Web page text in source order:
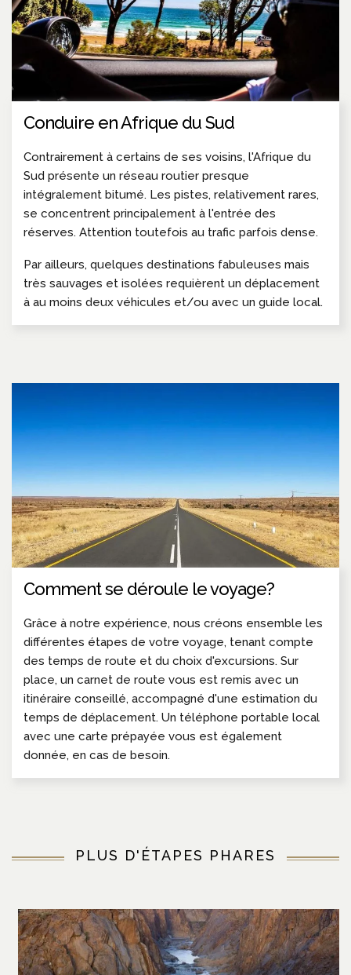
Conduire en Afrique du Sud
Contrairement à certains de ses voisins, l'Afrique du
Sud présente un réseau routier presque
intégralement bitumé. Les pistes, relativement rares,
se concentrent principalement à l'entrée des
réserves. Attention toutefois au trafic parfois dense.
Par ailleurs, quelques destinations fabuleuses mais
très sauvages et isolées requièrent un déplacement
à au moins deux véhicules et/ou avec un guide local.
Comment se déroule le voyage?
Grâce à notre expérience, nous créons ensemble les
différentes étapes de votre voyage, tenant compte
des temps de route et du choix d'excursions. Sur
place, un carnet de route vous est remis avec un
itinéraire conseillé, accompagné d'une estimation du
temps de déplacement. Un téléphone portable local
avec une carte prépayée vous est également
donnée, en cas de besoin.
PLUS D'ÉTAPES PHARES